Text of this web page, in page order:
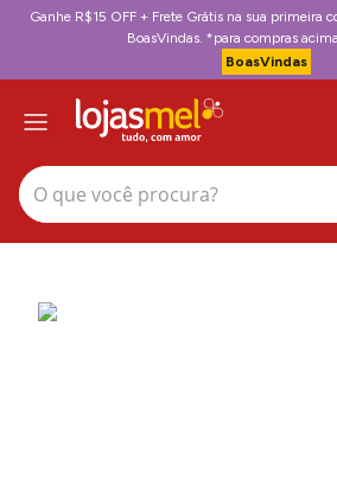
Ganhe R$15 OFF + Frete Grátis na sua primeira
BoasVindas. *para compras
BoasVindas
O que você procura?